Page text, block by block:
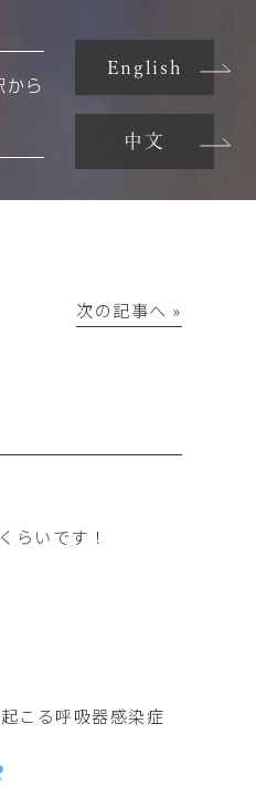
から
English
中文
次の記事へ »
らいです！
こる呼吸器感染症